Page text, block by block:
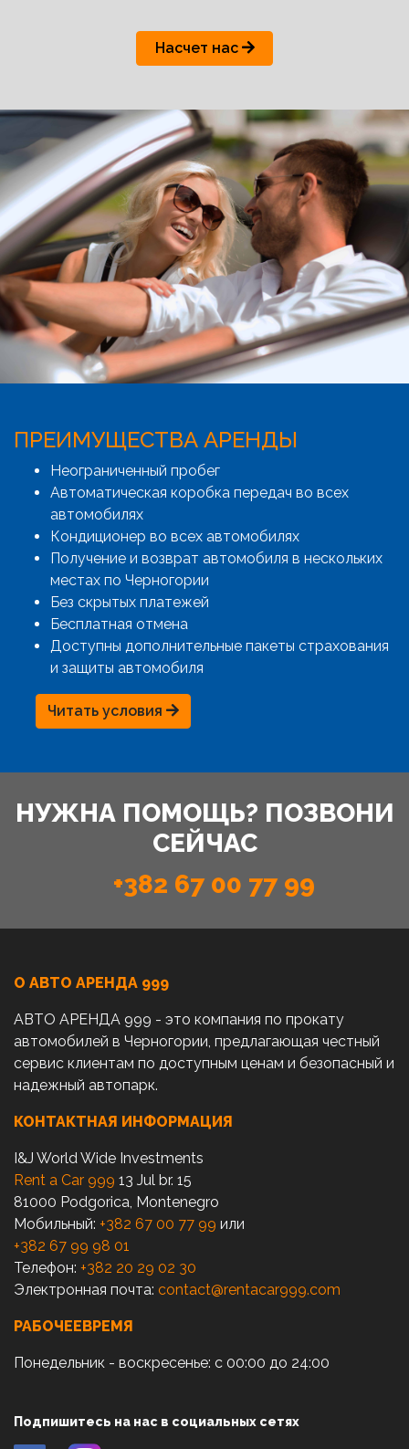
Насчет нас
ПРЕИМУЩЕСТВА АРЕНДЫ
Неограниченный пробег
Автоматическая коробка передач во всех
автомобилях
Кондиционер во всех автомобилях
Получение и возврат автомобиля в нескольких
местах по Черногории
Без скрытых платежей
Бесплатная отмена
Доступны дополнительные пакеты страхования
и защиты автомобиля
Читать условия
НУЖНА ПОМОЩЬ? ПОЗВОНИ
СЕЙЧАС
+382 67 00 77 99
О АВТО AРЕНДА 999
АВТО АРЕНДА 999 - это компания по прокату
автомобилей в Черногории, предлагающая честный
сервис клиентам по доступным ценам и безопасный и
надежный автопарк.
КОНТАКТНАЯ ИНФОРМАЦИЯ
I&J World Wide Investments
Rent a Car 999 13 Jul br. 15
81000 Podgorica, Montenegro
Мобильный: +382 67 00 77 99 или
+382 67 99 98 01
Телефон: +382 20 29 02 30
Электронная почта: contact@rentacar999.com
РАБОЧЕЕВРЕМЯ
Понедельник - воскресенье: с 00:00 до 24:00
Подпишитесь на нас в социальных сетях